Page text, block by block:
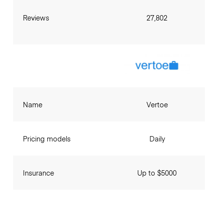
Reviews 27,802
Name
Pricing models
Insurance
Vertoe
Daily
Up to $5000